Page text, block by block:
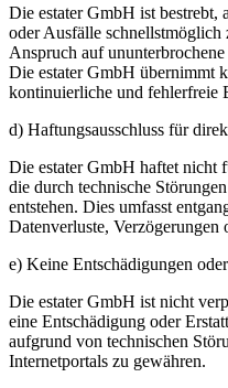
Die estater GmbH ist bestrebt,
oder Ausfälle schnellstmöglich
Anspruch auf
Die estater GmbH übernimmt
kontinuierliche und fehlerfreie
d) Haftungsausschluss für
Die estater GmbH haftet nicht
die durch technische
entstehen. Dies umfasst
Datenverluste, Verzögerungen
e) Keine Entschädigungen
Die estater GmbH ist nicht
eine Entschädigung oder
aufgrund von technischen
Internetportals zu gewähren.